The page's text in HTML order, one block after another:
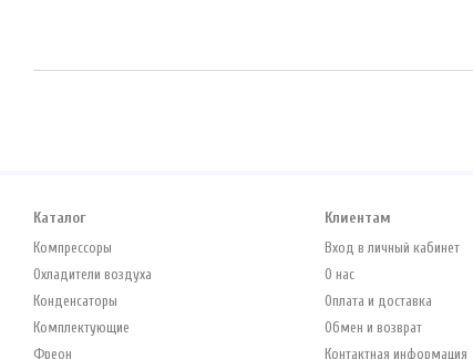
Каталог
Компрессоры
Охладители воздуха
Конденсаторы
Комплектующие
Фреон
Клиентам
Вход в личный кабинет
О нас
Оплата и доставка
Обмен и возврат
Контактная информация